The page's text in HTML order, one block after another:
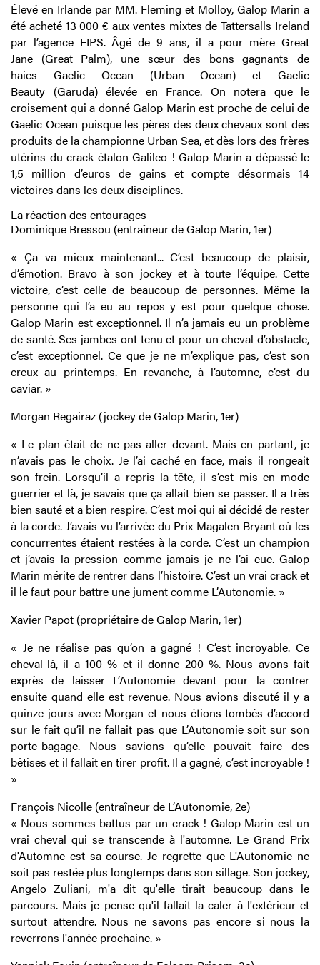
Élevé en Irlande par MM. Fleming et Molloy, Galop Marin a
été acheté 13 000 € aux ventes mixtes de Tattersalls Ireland
par l’agence FIPS. Âgé de 9 ans, il a pour mère Great
Jane (Great Palm), une sœur des bons gagnants de
haies Gaelic Ocean (Urban Ocean) et Gaelic
Beauty (Garuda) élevée en France. On notera que le
croisement qui a donné Galop Marin est proche de celui de
Gaelic Ocean puisque les pères des deux chevaux sont des
produits de la championne Urban Sea, et dès lors des frères
utérins du crack étalon Galileo ! Galop Marin a dépassé le
1,5 million d’euros de gains et compte désormais 14
victoires dans les deux disciplines.
La réaction des entourages
Dominique Bressou (entraîneur de Galop Marin, 1er)
« Ça va mieux maintenant... C’est beaucoup de plaisir,
d’émotion. Bravo à son jockey et à toute l’équipe. Cette
victoire, c’est celle de beaucoup de personnes. Même la
personne qui l’a eu au repos y est pour quelque chose.
Galop Marin est exceptionnel. Il n’a jamais eu un problème
de santé. Ses jambes ont tenu et pour un cheval d’obstacle,
c’est exceptionnel. Ce que je ne m’explique pas, c’est son
creux au printemps. En revanche, à l’automne, c’est du
caviar. »
Morgan Regairaz (jockey de Galop Marin, 1er)
« Le plan était de ne pas aller devant. Mais en partant, je
n’avais pas le choix. Je l’ai caché en face, mais il rongeait
son frein. Lorsqu’il a repris la tête, il s’est mis en mode
guerrier et là, je savais que ça allait bien se passer. Il a très
bien sauté et a bien respire. C’est moi qui ai décidé de rester
à la corde. J’avais vu l’arrivée du Prix Magalen Bryant où les
concurrentes étaient restées à la corde. C’est un champion
et j’avais la pression comme jamais je ne l’ai eue. Galop
Marin mérite de rentrer dans l’histoire. C’est un vrai crack et
il le faut pour battre une jument comme L’Autonomie. »
Xavier Papot (propriétaire de Galop Marin, 1er)
« Je ne réalise pas qu’on a gagné ! C’est incroyable. Ce
cheval-là, il a 100 % et il donne 200 %. Nous avons fait
exprès de laisser L’Autonomie devant pour la contrer
ensuite quand elle est revenue. Nous avions discuté il y a
quinze jours avec Morgan et nous étions tombés d’accord
sur le fait qu’il ne fallait pas que L’Autonomie soit sur son
porte-bagage. Nous savions qu’elle pouvait faire des
bêtises et il fallait en tirer profit. Il a gagné, c’est incroyable !
»
François Nicolle (entraîneur de L’Autonomie, 2e)
« Nous sommes battus par un crack ! Galop Marin est un
vrai cheval qui se transcende à l'automne. Le Grand Prix
d'Automne est sa course. Je regrette que L'Autonomie ne
soit pas restée plus longtemps dans son sillage. Son jockey,
Angelo Zuliani, m'a dit qu'elle tirait beaucoup dans le
parcours. Mais je pense qu'il fallait la caler à l'extérieur et
surtout attendre. Nous ne savons pas encore si nous la
reverrons l'année prochaine. »